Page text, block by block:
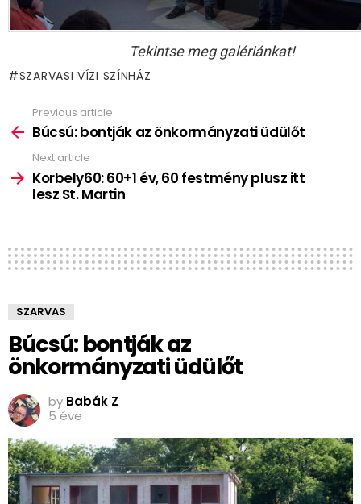
Tekintse meg galériánkat!
SZARVASI VÍZI SZÍNHÁZ
more
Previous article
Búcsú: bontják az önkormányzati üdülőt
Next article
Korbely60: 60+1 év, 60 festmény plusz itt
lesz St. Martin
SZARVAS
Búcsú: bontják az
önkormányzati üdülőt
by Babák Z
5 éve